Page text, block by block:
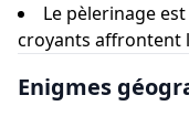
Le pèlerinage
croyants affrontent
Enigmes